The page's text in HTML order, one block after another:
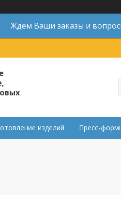
Ждем Ваши заказы и
изделий Пресс-